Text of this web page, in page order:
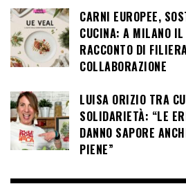
CARNI EUROPEE,
CUCINA: A MILANO
RACCONTO DI
COLLABORAZIONE
LUISA ORIZIO TRA
SOLIDARIETÀ: “LE
DANNO SAPORE
PIENE”